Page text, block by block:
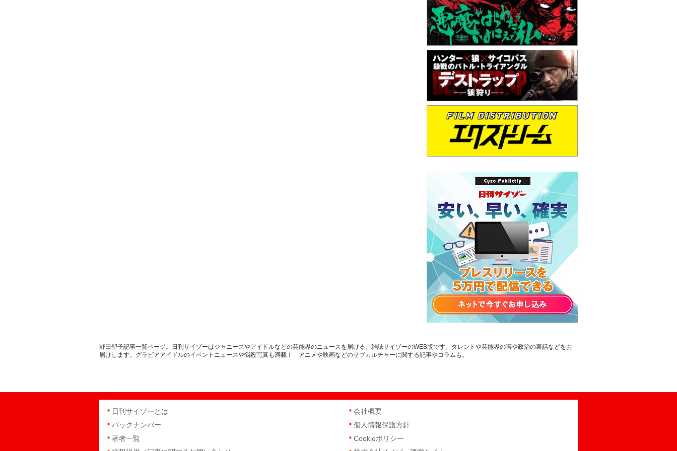
野田聖子記事一覧ページ。日刊サイゾーはジャニーズやアイドルなどの芸能界のニュースを届ける、雑誌サイゾーのWEB版です。タレントや芸能界の噂や政治の裏話などをお
届けします。グラビアアイドルのイベントニュースや悩殺写真も満載！ アニメや映画などのサブカルチャーに関する記事やコラムも。
日刊サイゾーとは
バックナンバー
著者一覧
会社概要
個人情報保護方針
Cookieポリシー